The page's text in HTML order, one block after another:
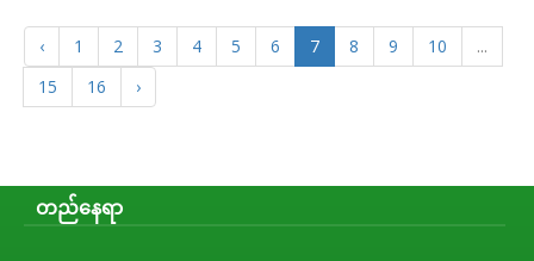
‹ 1 2 3 4 5 6 7 8 9 10
...
15
16 ›
တည်နေရာ